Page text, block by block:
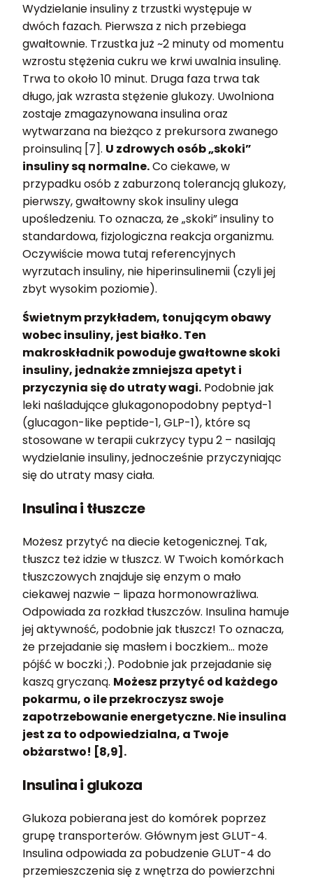
Wydzielanie insuliny z trzustki występuje w
dwóch fazach. Pierwsza z nich przebiega
gwałtownie. Trzustka już ~2 minuty od momentu
wzrostu stężenia cukru we krwi uwalnia insulinę.
Trwa to około 10 minut. Druga faza trwa tak
długo, jak wzrasta stężenie glukozy. Uwolniona
zostaje zmagazynowana insulina oraz
wytwarzana na bieżąco z prekursora zwanego
proinsuliną [7]. U zdrowych osób „skoki”
insuliny są normalne.Co ciekawe, w
przypadku osób z zaburzoną tolerancją glukozy,
pierwszy, gwałtowny skok insuliny ulega
upośledzeniu. To oznacza, że „skoki” insuliny to
standardowa, fizjologiczna reakcja organizmu.
Oczywiście mowa tutaj referencyjnych
wyrzutach insuliny, nie hiperinsulinemii (czyli jej
zbyt wysokim poziomie).
Świetnym przykładem, tonującym obawy
wobec insuliny, jest białko. Ten
makroskładnik powoduje gwałtowne skoki
insuliny, jednakże zmniejsza apetyt i
przyczynia się do utraty wagi. Podobnie jak
leki naśladujące glukagonopodobny peptyd-1
(glucagon-like peptide-1, GLP-1), które są
stosowane w terapii cukrzycy typu 2 – nasilają
wydzielanie insuliny, jednocześnie przyczyniając
się do utraty masy ciała.
Insulina i tłuszcze
Możesz przytyć na diecie ketogenicznej. Tak,
tłuszcz też idzie w tłuszcz. W Twoich komórkach
tłuszczowych znajduje się enzym o mało
ciekawej nazwie – lipaza hormonowrażliwa.
Odpowiada za rozkład tłuszczów. Insulina hamuje
jej aktywność, podobnie jak tłuszcz! To oznacza,
że przejadanie się masłem i boczkiem… może
pójść w boczki ;). Podobnie jak przejadanie się
kaszą gryczaną. Możesz przytyć od każdego
pokarmu, o ile przekroczysz swoje
zapotrzebowanie energetyczne. Nie insulina
jest za to odpowiedzialna, a Twoje
obżarstwo! [8,9].
Insulina i glukoza
Glukoza pobierana jest do komórek poprzez
grupę transporterów. Głównym jest GLUT-4.
Insulina odpowiada za pobudzenie GLUT-4 do
przemieszczenia się z wnętrza do powierzchni